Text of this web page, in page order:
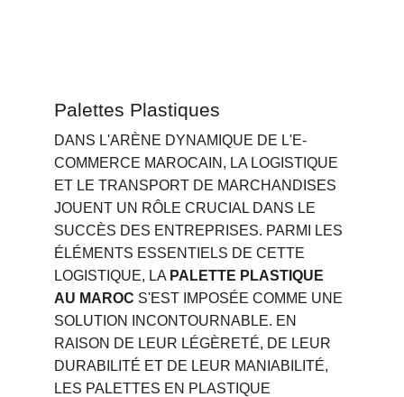
Palettes Plastiques
DANS L'ARÈNE DYNAMIQUE DE L'E-
COMMERCE MAROCAIN, LA LOGISTIQUE
ET LE TRANSPORT DE MARCHANDISES
JOUENT UN RÔLE CRUCIAL DANS LE
SUCCÈS DES ENTREPRISES. PARMI LES
ÉLÉMENTS ESSENTIELS DE CETTE
LOGISTIQUE, LA PALETTE PLASTIQUE
AU MAROC S'EST IMPOSÉE COMME UNE
SOLUTION INCONTOURNABLE. EN
RAISON DE LEUR LÉGÈRETÉ, DE LEUR
DURABILITÉ ET DE LEUR MANIABILITÉ,
LES PALETTES EN PLASTIQUE